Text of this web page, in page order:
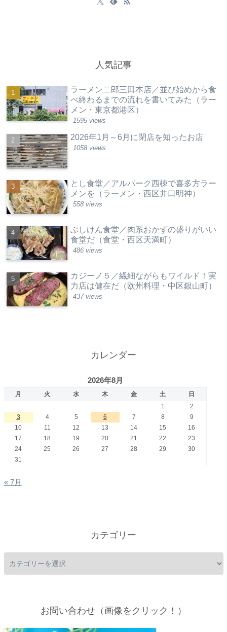
人気記事
ラーメン二郎三田本店／並び始めから食
べ終わるまでの流れを書いてみた（ラー
メン・東京都港区）
1595 views
2026年1月～6月に閉店を知ったお店
1058 views
とし食堂／アルパーク西棟で喜多方ラー
メンを（ラーメン・西区井口明神）
558 views
ぶしけん食堂／肉系おかずの盛りがいい
食堂だ（食堂・西区天満町）
486 views
カジーノ５／繊細ながらもワイルド！実
力店は健在だ（欧州料理・中区銀山町）
437 views
カレンダー
2026年8月
月 火 水 木 金 土
日
1
2
3
4 5 6 7 8
9
10
11 12 13 14 15
16
17
18 19 20 21 22
23
24
25 26 27 28 29
30
31
« 7月
カテゴリー
お問い合わせ（画像をクリック！）